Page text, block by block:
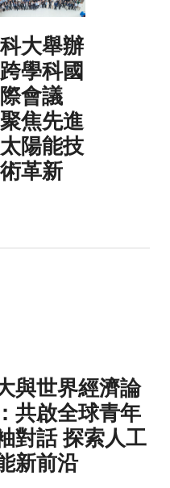
科大舉辦
跨學科國
際會議
聚焦先進
太陽能技
術革新
與世界經濟論
共啟全球青年
對話 探索人工
新前沿